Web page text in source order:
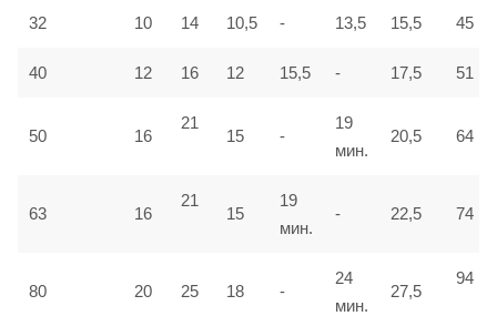
32 10 14 10,5 - 13,5 15,5 45
40 12 16 12 15,5 - 17,5 51
50 16
21
15 -
19
мин.
20,5 64
63 16
21
15
19
мин.
- 22,5 74
80 20 25 18 -
24
мин.
27,5
94